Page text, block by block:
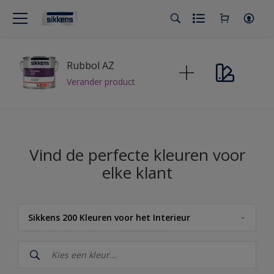
Rubbol AZ
Verander product
Vind de perfecte kleuren voor
elke klant
Sikkens 200 Kleuren voor het Interieur
Sikkens